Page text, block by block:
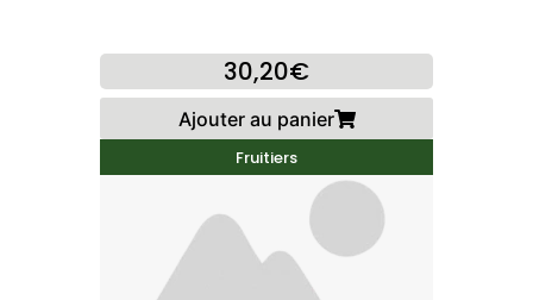
30,20€
Ajouter au panier
Fruitiers